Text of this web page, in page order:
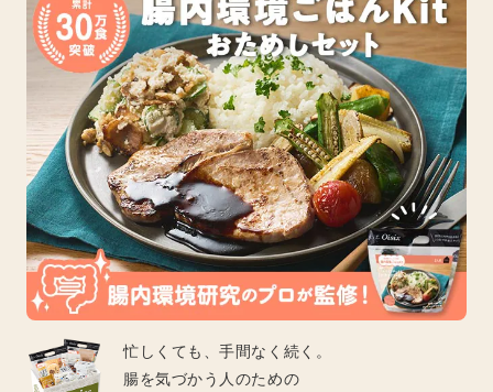
忙しくても、手間なく続く。
腸を気づかう人のための